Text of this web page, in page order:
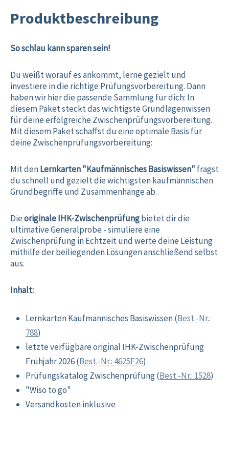
Produktbeschreibung
So schlau kann sparen sein!
Du weißt worauf es ankommt, lerne gezielt und
investiere in die richtige Prüfungsvorbereitung. Dann
haben wir hier die passende Sammlung für dich: In
diesem Paket steckt das wichtigste Grundlagenwissen
für deine erfolgreiche Zwischenprüfungsvorbereitung.
Mit diesem Paket schaffst du eine optimale Basis für
deine Zwischenprüfungsvorbereitung:
Mit denLernkarten "Kaufmännisches Basiswissen" fragst
du schnell und gezielt die wichtigsten kaufmännischen
Grundbegriffe und Zusammenhänge ab.
Dieoriginale IHK-Zwischenprüfungbietet dir die
ultimative Generalprobe - simuliere eine
Zwischenprüfung in Echtzeit und werte deine Leistung
mithilfe der beiliegenden Lösungen anschließend selbst
aus.
Inhalt:
Lernkarten Kaufmännisches Basiswissen (Best.-Nr.:
788)
letzte verfügbare original IHK-Zwischenprüfung
Frühjahr 2026 (Best.-Nr.: 4625F26)
Prüfungskatalog Zwischenprüfung (Best.-Nr.: 1528)
"Wiso to go"
Versandkosten inklusive